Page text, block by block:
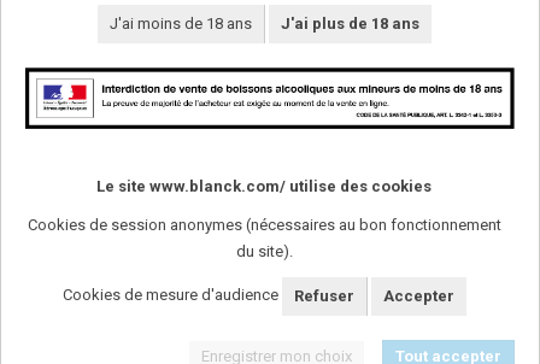
L'abus d'alcool est dangereux pour la santï¿½. A
J'ai moins de 18 ans J'ai plus de 18 ans
Le site www.blanck.com/ utilise des cookies
Cookies de session anonymes (nécessaires au bon fonctionnement
du site).
Cookies de mesure d'audience Refuser Accepter
Enregistrer mon choix Tout accepter